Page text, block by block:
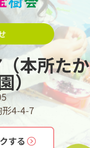
本所たか
）
形4-4-7